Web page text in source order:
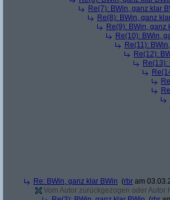
Re(7): BWin, ganz klar
Re(8): BWin, ganz
Re(9): BWin, ganz
Re(10): BWin,
Re(11):
Re(12):
Re(13):
Re: BWin, ganz klar BWin (rbr am
Vom Autor zurückgezogen oder